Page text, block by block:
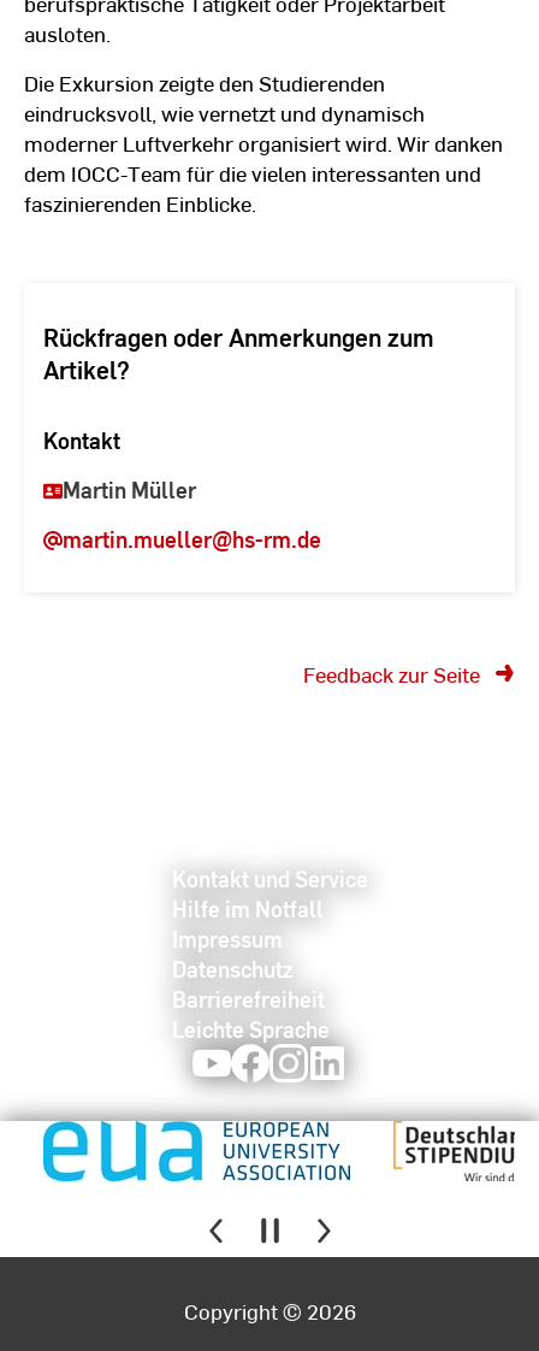
ausloten.
Die Exkursion zeigte den Studierenden
eindrucksvoll, wie vernetzt und dynamisch
moderner Luftverkehr organisiert wird. Wir danken
dem IOCC-Team für die vielen interessanten und
faszinierenden Einblicke.
Rückfragen oder Anmerkungen zum
Artikel?
Kontakt
Martin Müller
martin.mueller@hs-rm.de
Feedback zur Seite
Kontakt und Service
Hilfe im Notfall
Impressum
Datenschutz
Barrierefreiheit
Leichte Sprache
YoutubeFacebookInstagram
Copyright © 2026